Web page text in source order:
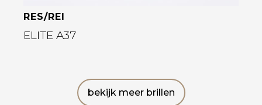
RES/REI
ELITE A37
bekijk meer brillen